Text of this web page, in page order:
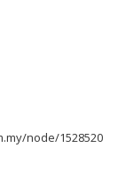
node/1528520